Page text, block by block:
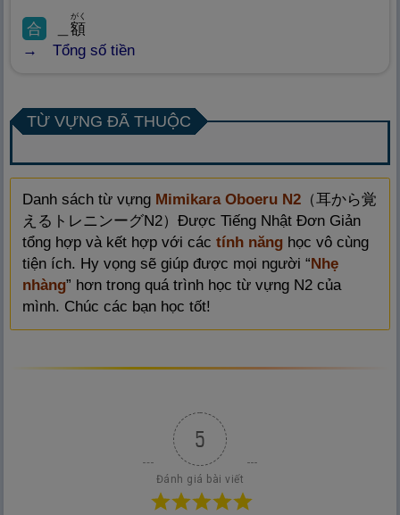
合 額
がく
Tổng số tiền
TỪ VỰNG ĐÃ THUỘC
Danh sách từ vựng Mimikara Oboeru N2（耳から覚
えるトレニンーグN2）Được Tiếng Nhật Đơn Giản
tổng hợp và kết hợp với các tính nănghọc vô cùng
tiện ích. Hy vọng sẽ giúp được mọi người “Nhẹ
nhàng” hơn trong quá trình học từ vựng N2 của
mình. Chúc các bạn học tốt!
5
Đánh giá bài viết